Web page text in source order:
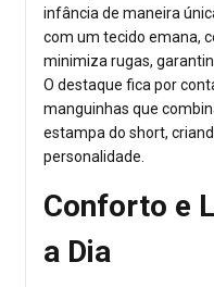
infância de maneira
com um tecido emana,
minimiza rugas,
O destaque fica por
manguinhas que
estampa do short,
personalidade.
Conforto e
a Dia